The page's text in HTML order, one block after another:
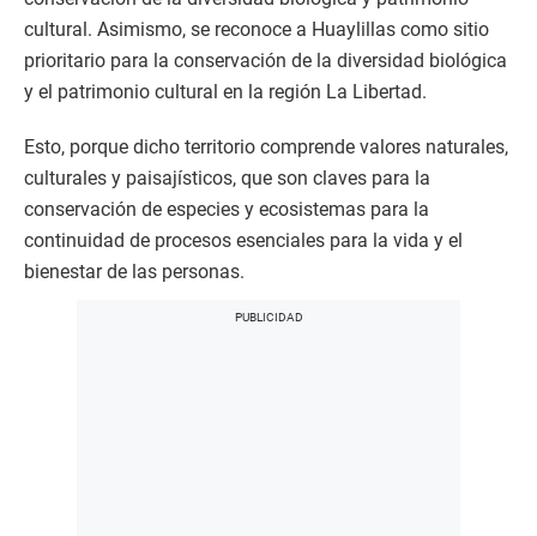
cultural. Asimismo, se reconoce a Huaylillas como sitio
prioritario para la conservación de la diversidad biológica
y el patrimonio cultural en la región La Libertad.
Esto, porque dicho territorio comprende valores naturales,
culturales y paisajísticos, que son claves para la
conservación de especies y ecosistemas para la
continuidad de procesos esenciales para la vida y el
bienestar de las personas.